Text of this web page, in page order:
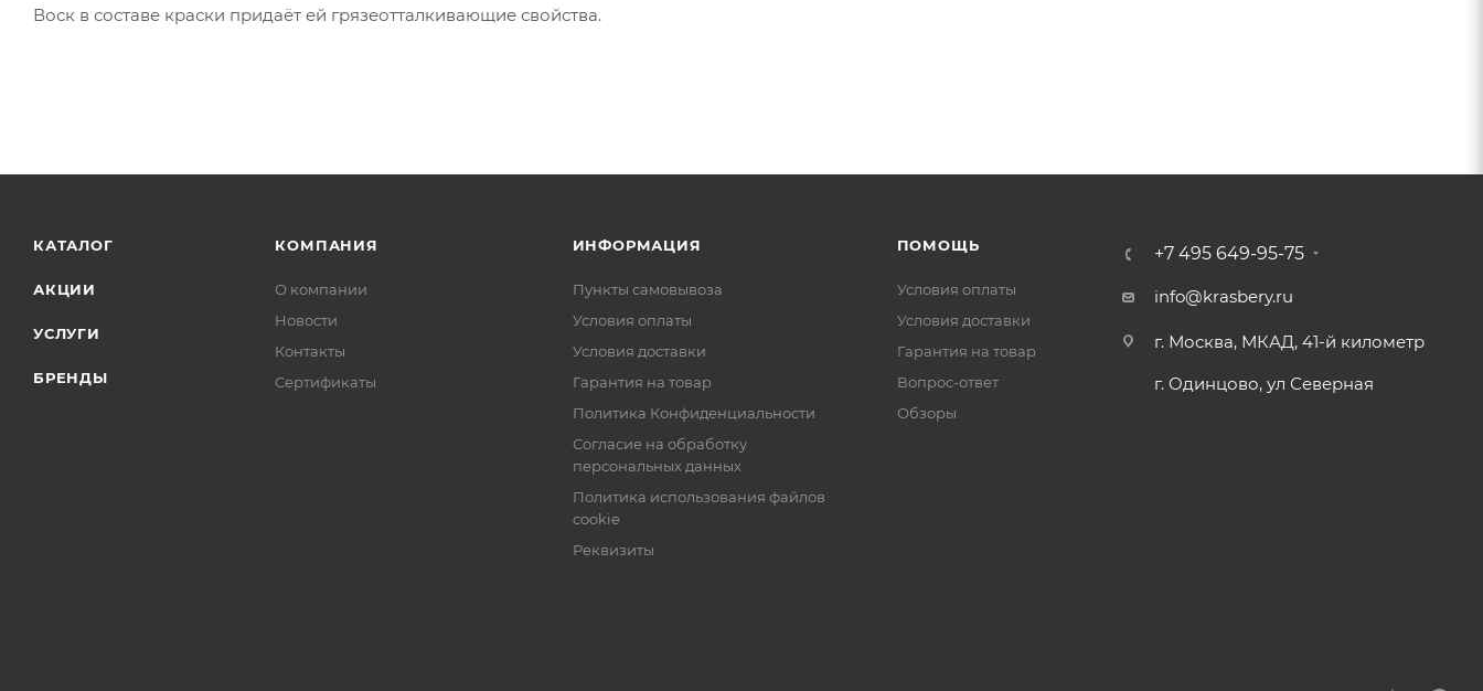
Воск в составе краски придаёт ей грязеотталкивающие свойства.
КАТАЛОГ
АКЦИИ
УСЛУГИ
БРЕНДЫ
КОМПАНИЯ
О компании
Новости
Контакты
Сертификаты
ИНФОРМАЦИЯ
Пункты самовывоза
Условия оплаты
Условия доставки
Гарантия на товар
Политика Конфиденциальности
Согласие на обработку
персональных данных
Политика использования файлов
cookie
Реквизиты
ПОМОЩЬ
Условия оплаты
Условия доставки
Гарантия на товар
Вопрос-ответ
Обзоры
+7 495 649-95-75
info@krasbery.ru
г. Москва, МКАД, 41-й километр
г. Одинцово, ул Северная